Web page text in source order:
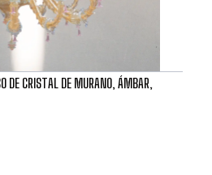
DE CRISTAL DE MURANO, ÁMBAR,